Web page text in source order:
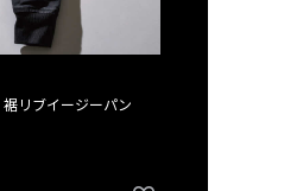
リブイージーパン